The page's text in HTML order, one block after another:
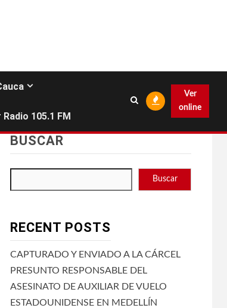
105.1 FM
Ver
online
BUSCAR
Buscar
RECENT POSTS
CAPTURADO Y ENVIADO A LA CÁRCEL
PRESUNTO RESPONSABLE DEL
ASESINATO DE AUXILIAR DE VUELO
ESTADOUNIDENSE EN MEDELLÍN